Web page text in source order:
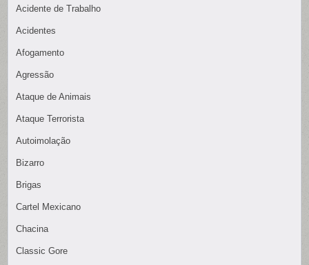
Acidente de Trabalho
Acidentes
Afogamento
Agressão
Ataque de Animais
Ataque Terrorista
Autoimolação
Bizarro
Brigas
Cartel Mexicano
Chacina
Classic Gore